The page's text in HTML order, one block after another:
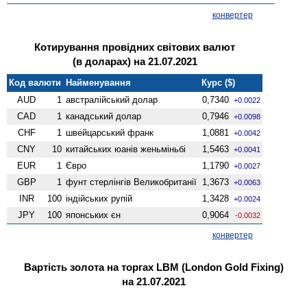
конвертер
Котирування провідних світових валют
(в доларах) на 21.07.2021
Код валюти Найменування
Курс ($)
AUD
1 австралійський долар 0,7340 +0.0022
CAD 1 канадський долар 0,7946 +0.0098
CHF 1 швейцарський франк 1,0881 +0.0042
CNY 10 китайських юанів женьмiньбi 1,5463 +0.0041
EUR 1 Євро 1,1790 +0.0027
GBP 1 фунт стерлінгів Велико­британії 1,3673 +0.0063
INR 100 індійських рупій 1,3428 +0.0024
JPY 100 японських єн 0,9064 -0.0032
конвертер
Вартість золота на торгах LBM (London Gold Fixing)
на 21.07.2021